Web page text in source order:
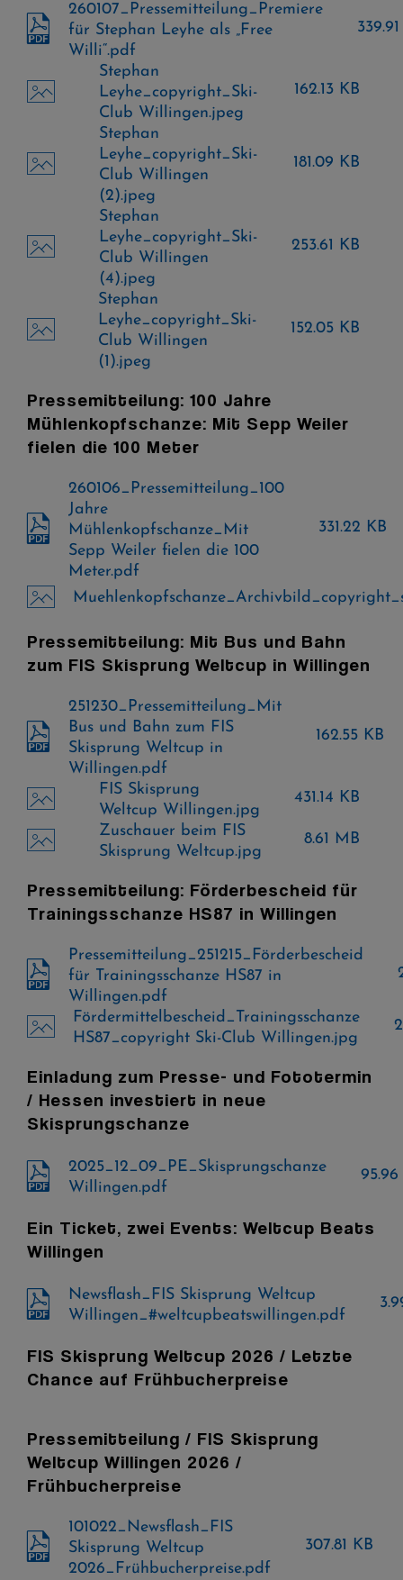
260107_Pressemitteilung_Premiere
für Stephan Leyhe als „Free
Willi“.pdf
Stephan
Leyhe_copyright_Ski-
Club Willingen.jpeg
162.13 KB
Stephan
Leyhe_copyright_Ski-
Club Willingen
(2).jpeg
181.09 KB
Stephan
Leyhe_copyright_Ski-
Club Willingen
(4).jpeg
253.61 KB
Stephan
Leyhe_copyright_Ski-
Club Willingen
(1).jpeg
152.05 KB
Pressemitteilung: 100 Jahre
Mühlenkopfschanze: Mit Sepp Weiler
fielen die 100 Meter
260106_Pressemitteilung_100
Jahre
Mühlenkopfschanze_Mit
Sepp Weiler fielen die 100
Meter.pdf
331.22 KB
Pressemitteilung: Mit Bus und Bahn
zum FIS Skisprung Weltcup in Willingen
251230_Pressemitteilung_Mit
Bus und Bahn zum FIS
Skisprung Weltcup in
Willingen.pdf
162.55 KB
FIS Skisprung
Weltcup Willingen.jpg
431.14 KB
Zuschauer beim FIS
Skisprung Weltcup.jpg
8.61 MB
Pressemitteilung: Förderbescheid für
Trainingsschanze HS87 in Willingen
Pressemitteilung_251215_Förderbescheid
für Trainingsschanze HS87 in
Willingen.pdf
Fördermittelbescheid_Trainingsschanze
HS87_copyright Ski-Club Willingen.jpg
Einladung zum Presse- und Fototermin
/ Hessen investiert in neue
Skisprungschanze
2025_12_09_PE_Skisprungschanze
Willingen.pdf
95.96
Ein Ticket, zwei Events: Weltcup Beats
Willingen
Newsflash_FIS Skisprung Weltcup
Willingen_#weltcupbeatswillingen.pdf
FIS Skisprung Weltcup 2026 / Letzte
Chance auf Frühbucherpreise
Pressemitteilung / FIS Skisprung
Weltcup Willingen 2026 /
Frühbucherpreise
101022_Newsflash_FIS
Skisprung Weltcup
2026_Frühbucherpreise.pdf
307.81 KB